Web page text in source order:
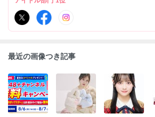
を、いろいろなドラマと共に綴っていきます。
最近の画像つき記事